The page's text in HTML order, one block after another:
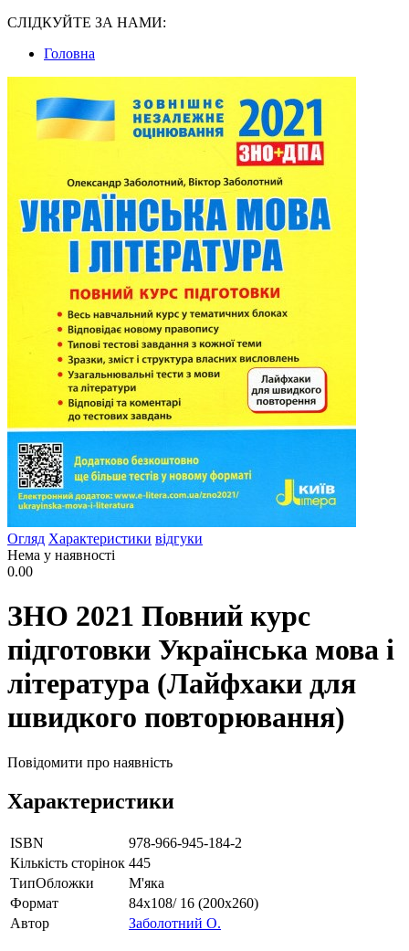
СЛІДКУЙТЕ ЗА НАМИ:
Головна
Огляд Характеристики відгуки
Нема у наявності
0.00
ЗНО 2021 Повний курс
підготовки Українська мова і
література (Лайфхаки для
швидкого повторювання)
Повідомити про наявність
Характеристики
ISBN
978-966-945-184-2
Кількість сторінок 445
ТипОбложки
М'яка
Формат
84х108/ 16 (200х260)
Автор
Заболотний О.